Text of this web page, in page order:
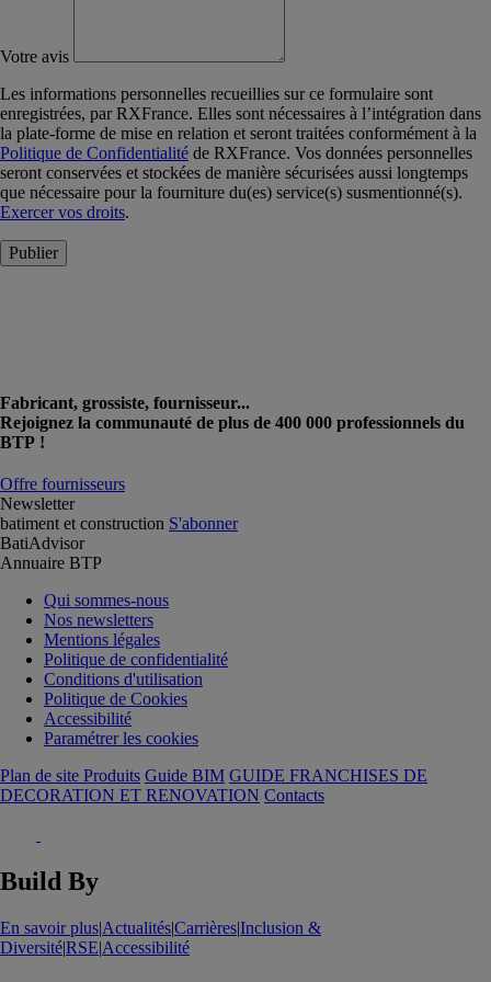
Votre avis
Les informations personnelles recueillies sur ce formulaire sont
enregistrées, par RXFrance. Elles sont nécessaires à l’intégration dans
la plate-forme de mise en relation et seront traitées conformément à la
Politique de Confidentialité de RXFrance. Vos données personnelles
seront conservées et stockées de manière sécurisées aussi longtemps
que nécessaire pour la fourniture du(es) service(s) susmentionné(s).
Exercer vos droits.
Publier
Fabricant, grossiste, fournisseur...
Rejoignez la communauté de plus de 400 000 professionnels du
BTP !
Offre fournisseurs
Newsletter
batiment et construction S'abonner
BatiAdvisor
Annuaire BTP
Qui sommes-nous
Nos newsletters
Mentions légales
Politique de confidentialité
Conditions d'utilisation
Politique de Cookies
Accessibilité
Paramétrer les cookies
Plan de site Produits Guide BIM GUIDE FRANCHISES DE
DECORATION ET RENOVATION Contacts
Build By
En savoir plus|Actualités|Carrières|Inclusion &
Diversité|RSE|Accessibilité